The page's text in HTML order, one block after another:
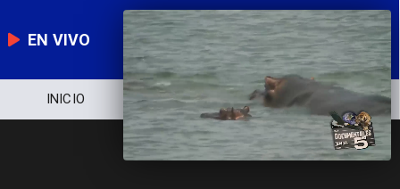
EN VIVO
NOTICIERO POLÍTICA ECONOMÍA